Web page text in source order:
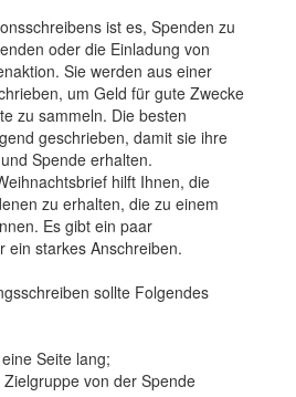
ist es, Spenden zu
oder die Einladung von
Sie werden aus einer
um Geld für gute Zwecke
zu sammeln. Die besten
geschrieben, damit sie ihre
Spende erhalten.
hilft Ihnen, die
zu erhalten, die zu einem
Es gibt ein paar
ein starkes Anschreiben.
sollte Folgendes
Seite lang;
von der Spende